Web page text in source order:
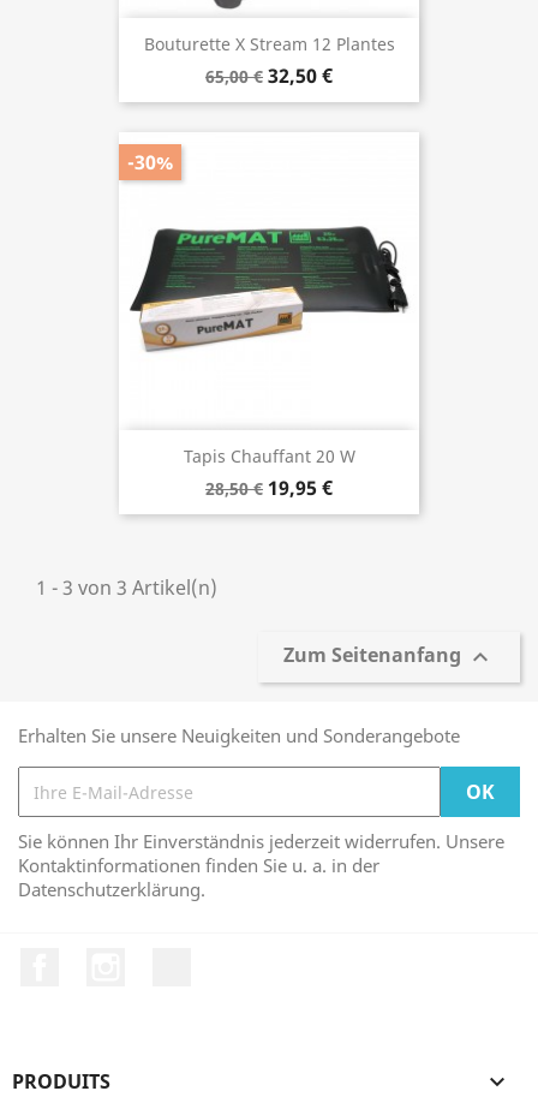
Bouturette X Stream 12 Plantes
65,00 € 32,50 €
Tapis Chauffant 20 W
28,50 € 19,95 €
-30%
1 - 3 von 3 Artikel(n)
Zum Seitenanfang 
Erhalten Sie unsere Neuigkeiten und Sonderangebote
Sie können Ihr Einverständnis jederzeit widerrufen. Unsere
Kontaktinformationen finden Sie u. a. in der
Datenschutzerklärung.
PRODUITS 